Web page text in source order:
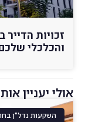
זכויות הדייר
והכלכלי שלכם ב-
אולי יעניין
השקעות נדל"ן